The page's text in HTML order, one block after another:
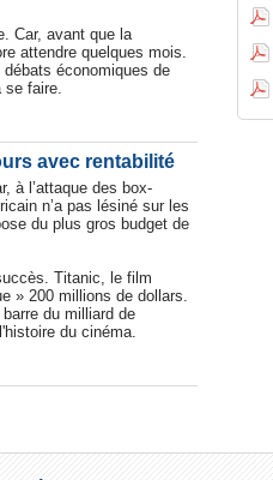
Car, avant que la
attendre quelques mois.
débats économiques de
se faire.
avec rentabilité
à l’attaque des box-
n’a pas lésiné sur les
du plus gros budget de
Titanic, le film
» 200 millions de dollars.
du milliard de
du cinéma.